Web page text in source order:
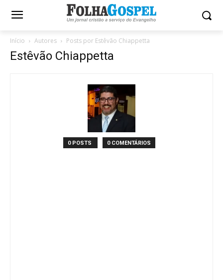
Início Autores Posts por Estêvão Chiappetta
Estêvão Chiappetta
0 POSTS 0 COMENTÁRIOS